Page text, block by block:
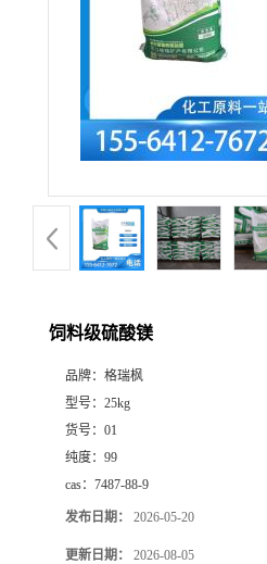
饲料级硫酸镁
品牌： 格瑞枫
型号： 25kg
货号： 01
纯度： 99
cas： 7487-88-9
发布日期： 2026-05-20
更新日期： 2026-08-05